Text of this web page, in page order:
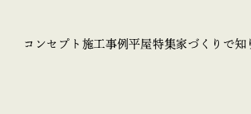
コンセプト 施工事例平屋特集家づくりで知